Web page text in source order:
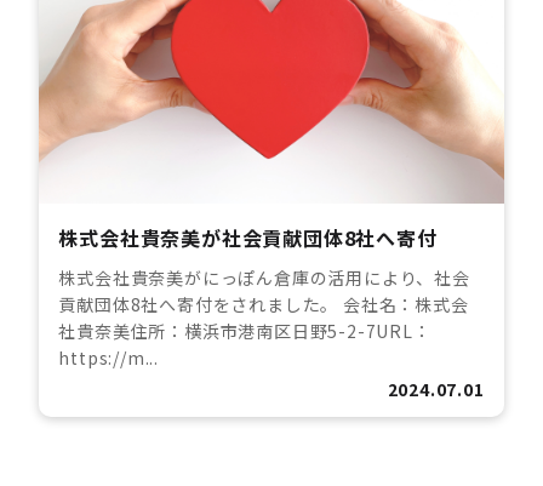
株式会社貴奈美が社会貢献団体8社へ寄付
株式会社貴奈美がにっぽん倉庫の活用により、社会
貢献団体8社へ寄付をされました。 会社名：株式会
社貴奈美住所：横浜市港南区日野5-2-7URL：
https://m...
2024.07.01